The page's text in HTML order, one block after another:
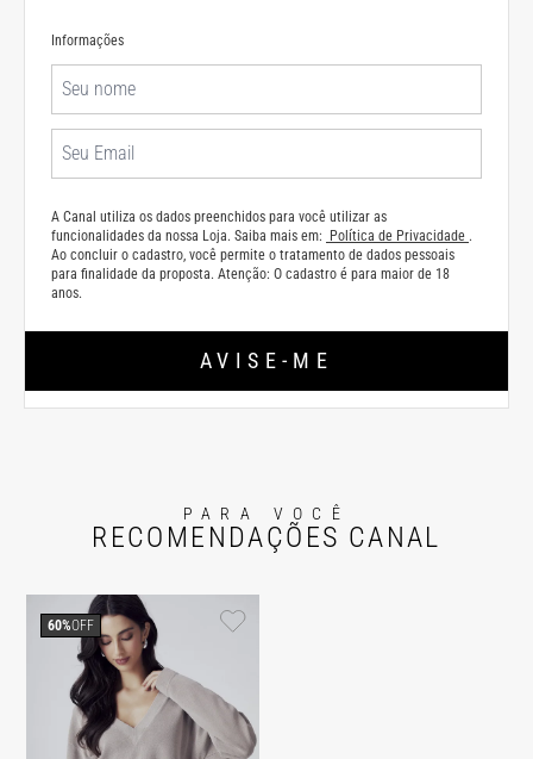
Informações
A Canal utiliza os dados preenchidos para você utilizar as
funcionalidades da nossa Loja. Saiba mais em:
Política de Privacidade .
Ao concluir o cadastro, você permite o tratamento de dados pessoais
para finalidade da proposta. Atenção: O cadastro é para maior de 18
anos.
AVISE-ME
PARA VOCÊ
RECOMENDAÇÕES CANAL
60%OFF